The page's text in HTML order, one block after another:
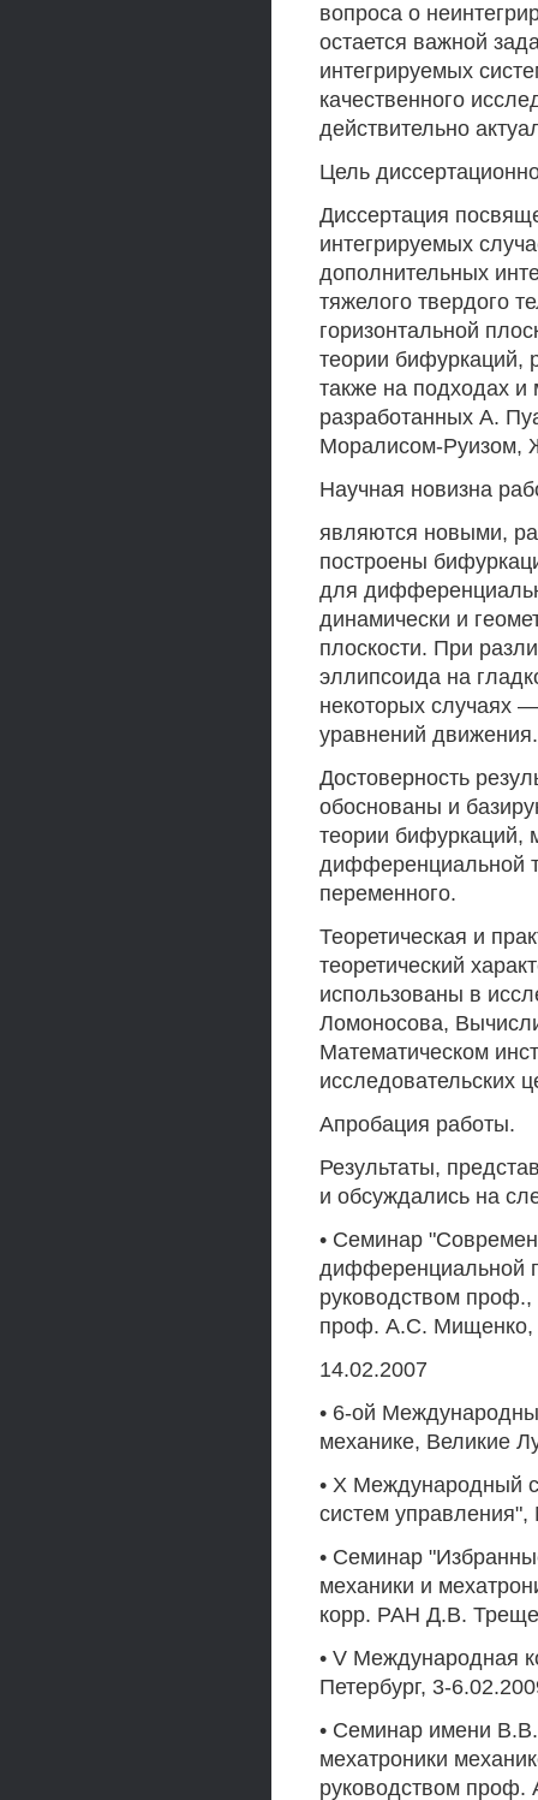
вопроса о
остается важной
интегрируемых
качественного
действительно
Цель
Диссертация
интегрируемых
дополнительных
тяжелого твердого
горизонтальной
теории бифуркаций,
также на подходах и
разработанных А.
Моралисом-Руизом,
Научная новизна
являются новыми,
построены
для
динамически и
плоскости. При
эллипсоида на
некоторых случаях
уравнений движения.
Достоверность
обоснованы и
теории бифуркаций,
дифференциальной
переменного.
Теоретическая и
теоретический
использованы в
Ломоносова,
Математическом
исследовательских
Апробация работы.
Результаты,
и обсуждались на
• Семинар
дифференциальной
руководством
проф. A.C. Мищенко,
14.02.2007
• 6-ой
механике, Великие
• X Международный
систем
• Семинар
механики и
корр. РАН Д.В.
• V Международная
Петербург, 3-
• Семинар имени
мехатроники
руководством проф.